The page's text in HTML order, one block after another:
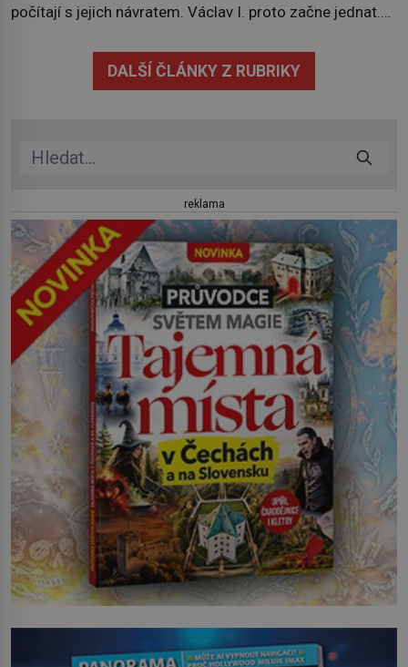
počítají s jejich návratem. Václav I. proto začne jednat.
pečlivě připravit! Český král Václav I. (1205–1253)
přijme opatření, která mají posílit obranu jeho království.
DALŠÍ ČLÁNKY Z RUBRIKY
reklama